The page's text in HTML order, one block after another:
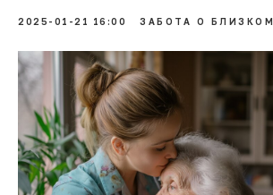
2025-01-21 16:00 ЗАБОТА О БЛИЗКОМ